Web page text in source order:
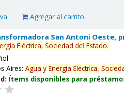
Agregar al carrito
San Antoni Oeste,
Eléctrica, Sociedad delEstado.
Aires:Agua y Energía Eléctrica,
Ítems disponibles para